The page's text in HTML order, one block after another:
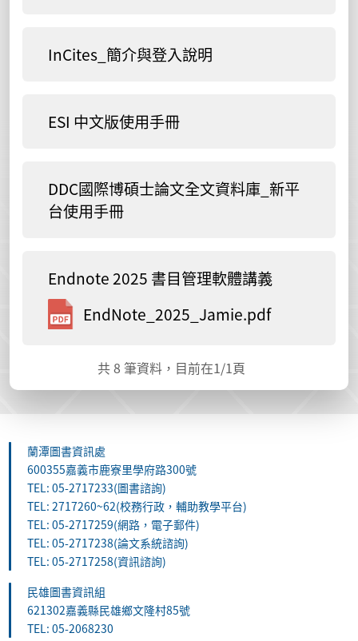
InCites_簡介與登入說明
ESI 中文版使用手冊
DDC國際博碩士論文全文資料庫_新平
台使用手冊
Endnote 2025 書目管理軟體講義
EndNote_2025_Jamie.pdf
共8 筆資料，目前在1/1頁
蘭潭圖書資訊處
600355嘉義市鹿寮里學府路300號
TEL: 05-2717233(圖書諮詢)
TEL: 2717260~62(校務行政，輔助教學平台)
TEL: 05-2717259(網路，電子郵件)
TEL: 05-2717238(論文系統諮詢)
TEL: 05-2717258(資訊諮詢)
民雄圖書資訊組
621302嘉義縣民雄鄉文隆村85號
TEL: 05-2068230